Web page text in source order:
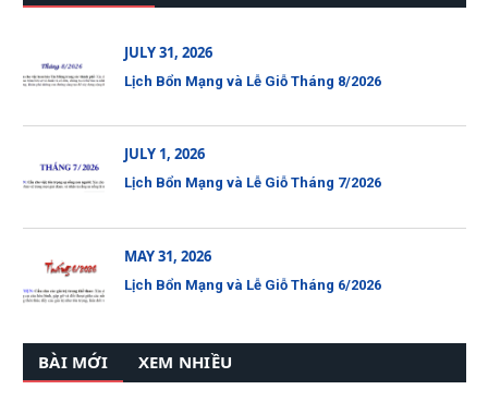
JULY 31, 2026
Lịch Bổn Mạng và Lễ Giỗ Tháng 8/2026
JULY 1, 2026
Lịch Bổn Mạng và Lễ Giỗ Tháng 7/2026
MAY 31, 2026
Lịch Bổn Mạng và Lễ Giỗ Tháng 6/2026
BÀI MỚI XEM NHIỀU